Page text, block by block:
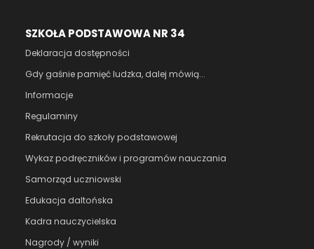
SZKOŁA PODSTAWOWA NR 34
Deklaracja dostępności
Gdy gaśnie pamięć ludzka, dalej mówią...
Informacje
Regulaminy
Rekrutacja do szkoły podstawowej
Wykaz podręczników i programów nauczania
Samorząd uczniowski
Edukacja daltońska
Kadra nauczycielska
Nagrody / wyniki